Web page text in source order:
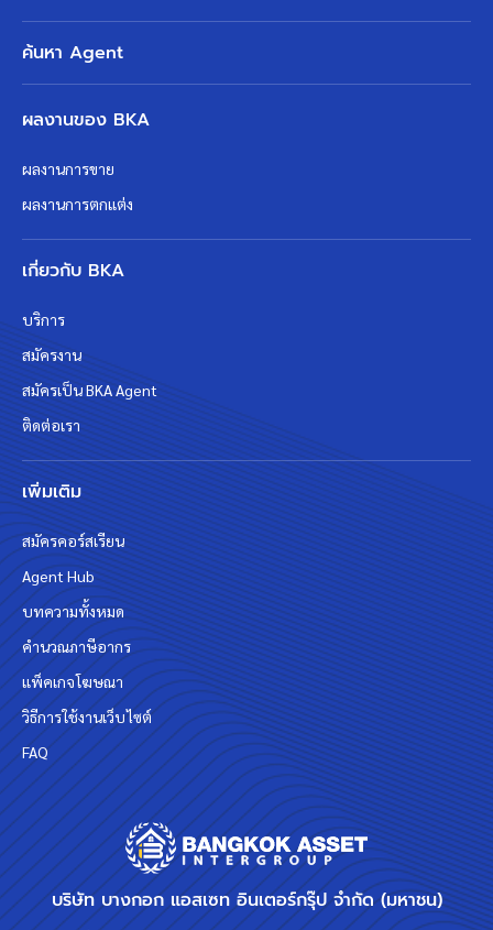
บริษัท บางกอก แอสเซท อินเตอร์กรุ๊ป จำกัด (มหาชน)
ค้นหา Agent
ผลงานของ BKA
ผลงานการขาย
ผลงานการตกแต่ง
เกี่ยวกับ BKA
บริการ
สมัครงาน
สมัครเป็น BKA Agent
ติดต่อเรา
เพิ่มเติม
สมัครคอร์สเรียน
Agent Hub
บทความทั้งหมด
คำนวณภาษีอากร
แพ็คเกจโฆษณา
วิธีการใช้งานเว็บไซต์
FAQ